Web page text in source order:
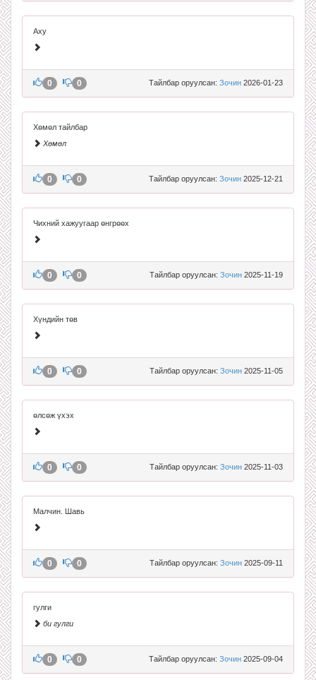
Аху
Тайлбар оруулсан: Зочин 2026-01-23
0 0
Хөмөл тайлбар
Хөмөл
Тайлбар оруулсан: Зочин 2025-12-21
0 0
Чихний хажуугаар өнгрөөх
Тайлбар оруулсан: Зочин 2025-11-19
0 0
Хүндийн төв
Тайлбар оруулсан: Зочин 2025-11-05
0 0
өлсөж үхэх
Тайлбар оруулсан: Зочин 2025-11-03
0 0
Малчин. Шавь
Тайлбар оруулсан: Зочин 2025-09-11
0 0
гулги
би гулги
Тайлбар оруулсан: Зочин 2025-09-04
0 0